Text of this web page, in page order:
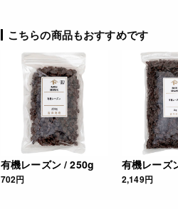
こちらの商品もおすすめです
有機レーズン / 250g
702円
有機レーズ
2,149円